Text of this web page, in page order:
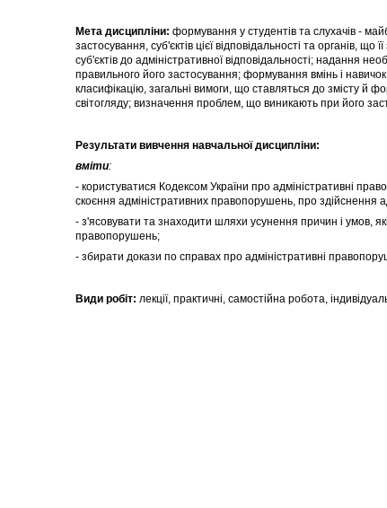
Мета дисципліни: формування у студентів та слухачів -
застосування, суб'єктів цієї відповідальності та органів,
суб'єктів до адміністративної відповідальності; надання
правильного його застосування; формування вмінь і
класифікацію, загальні вимоги, що ставляться до змісту й
світогляду; визначення проблем, що виникають при його
Результати вивчення навчальної дисципліни:
вміти:
- користуватися Кодексом України про адміністративні
скоєння адміністративних правопорушень, про здійснення
- з'ясовувати та знаходити шляхи усунення причин і умов,
правопорушень;
- збирати докази по справах про адміністративні
Види робіт: лекції, практичні, самостійна робота,